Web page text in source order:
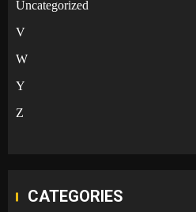
Uncategorized
V
W
Y
Z
CATEGORIES